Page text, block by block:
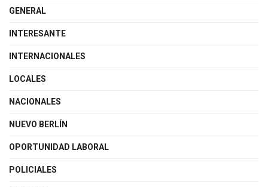
GENERAL
INTERESANTE
INTERNACIONALES
LOCALES
NACIONALES
NUEVO BERLÍN
OPORTUNIDAD LABORAL
POLICIALES